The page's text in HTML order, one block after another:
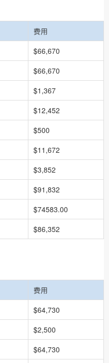
费用
$66,670
$66,670
$1,367
$12,452
$500
$11,672
$3,852
$91,832
$74583.00
$86,352
费用
$64,730
$2,500
$64,730